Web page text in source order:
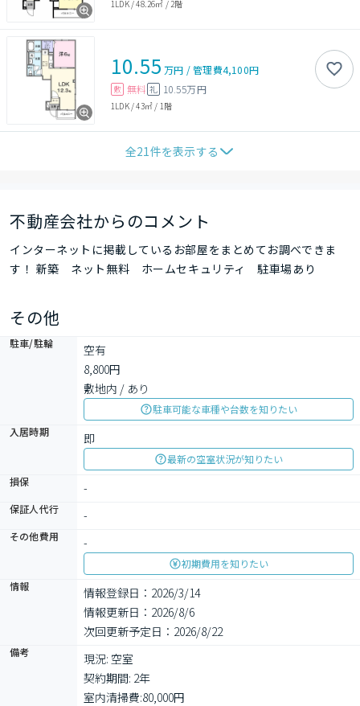
1LDK/48.26㎡ / 2階
10.55 万円 /管理費4,100円
敷 無料 礼 10.55万円
1LDK/43㎡ / 1階
全21件を表示する
不動産会社からのコメント
インターネットに掲載しているお部屋をまとめてお調べできま
す！ 新築 ネット無料 ホームセキュリティ 駐車場あり
その他
駐車/駐輪
空有
8,800円
敷地内 / あり
駐車可能な車種や台数を知りたい
入居時期
即
最新の空室状況が知りたい
損保
-
保証人代行 -
その他費用 -
初期費用を知りたい
情報
情報登録日：2026/3/14
情報更新日：2026/8/6
次回更新予定日：2026/8/22
備考
現況: 空室
契約期間: 2年
室内清掃費:80,000円